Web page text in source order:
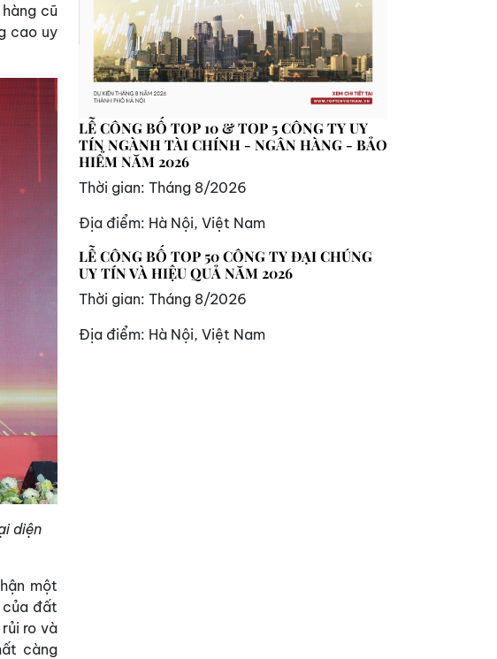
cũ
cao uy
diện
một
của đất
ro và
càng
LỄ CÔNG BỐ TOP 10 & TOP 5 CÔNG TY UY
TÍN NGÀNH TÀI CHÍNH - NGÂN HÀNG - BẢO
HIỂM NĂM 2026
Thời gian: Tháng 8/2026
Địa điểm: Hà Nội, Việt Nam
LỄ CÔNG BỐ TOP 50 CÔNG TY ĐẠI CHÚNG
UY TÍN VÀ HIỆU QUẢ NĂM 2026
Thời gian: Tháng 8/2026
Địa điểm: Hà Nội, Việt Nam